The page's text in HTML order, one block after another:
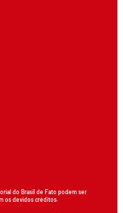
do Brasil de Fato podem ser
os devidos créditos.